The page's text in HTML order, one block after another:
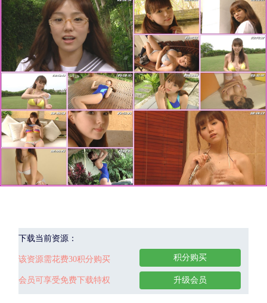
下载当前资源：
该资源需花费30积分购买
会员可享受免费下载特权
积分购买
升级会员